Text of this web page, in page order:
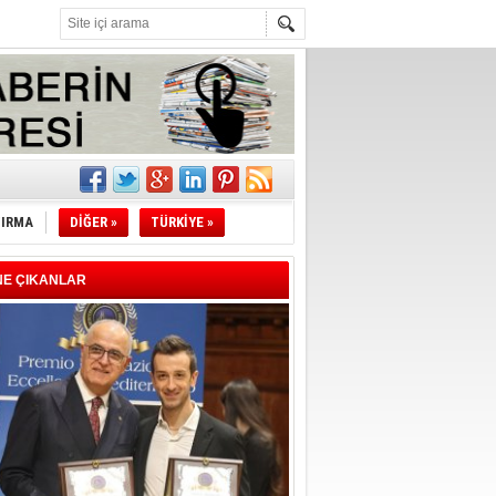
DİĞER » TÜRKİYE »
ÇIKANLAR